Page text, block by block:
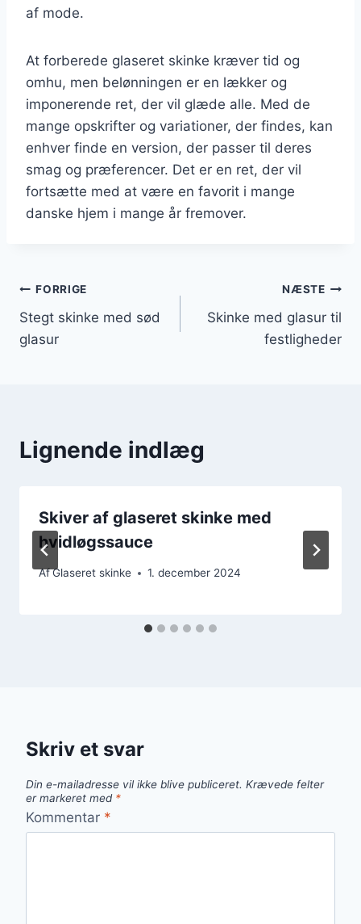
af mode.
At forberede glaseret skinke kræver tid og
omhu, men belønningen er en lækker og
imponerende ret, der vil glæde alle. Med de
mange opskrifter og variationer, der findes, kan
enhver finde en version, der passer til deres
smag og præferencer. Det er en ret, der vil
fortsætte med at være en favorit i mange
danske hjem i mange år fremover.
Indlægsnavigation
FORRIGE
Stegt skinke med sød
glasur
NÆSTE
Skinke med glasur til
festligheder
Lignende indlæg
Skiver af glaseret skinke med
hvidløgssauce
AfGlaseret skinke 1. december 2024
Skriv et svar
Din e-mailadresse vil ikke blive publiceret. Krævede felter
er markeret med *
Kommentar *